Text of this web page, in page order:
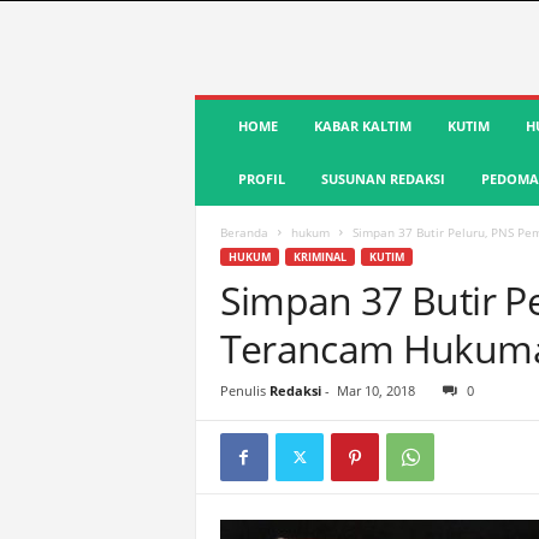
a
HOME KABAR KALTIM KUTIM
PROFIL SUSUNAN REDAKSI
Beranda hukum Simpan 37 Butir Peluru, PNS
HUKUM KRIMINAL KUTIM
Simpan 37 Butir
Terancam
Penulis Redaksi- Mar 10, 2018 0